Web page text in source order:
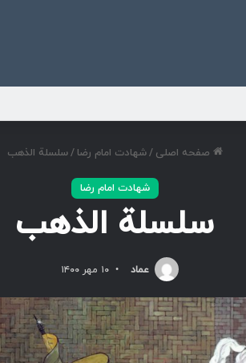
صفحه اصلی /شهادت امام رضا /سلسلة الذهب
شهادت امام رضا
سلسلة الذهب
عماد ۱۰ مهر ۱۴۰۰